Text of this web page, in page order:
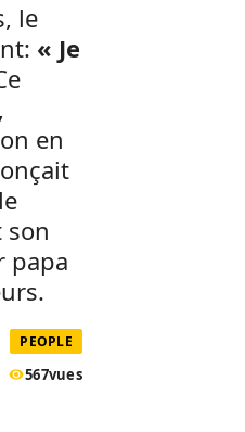
le
« Je
en
son
papa
PEOPLE
567vues